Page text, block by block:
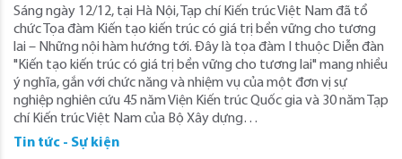
Sáng ngày 12/12, tại Hà Nội, Tạp chí Kiến trúc Việt Nam đã tổ
chức Tọa đàm Kiến tạo kiến trúc có giá trị bền vững cho tương
lai – Những nội hàm hướng tới. Đây là tọa đàm I thuộc Diễn đàn
"Kiến tạo kiến trúc có giá trị bền vững cho tương lai" mang nhiều
ý nghĩa, gắn với chức năng và nhiệm vụ của một đơn vị sự
nghiệp nghiên cứu 45 năm Viện Kiến trúc Quốc gia và 30 năm Tạp
chí Kiến trúc Việt Nam của Bộ Xây dựng…
Tin tức - Sự kiện